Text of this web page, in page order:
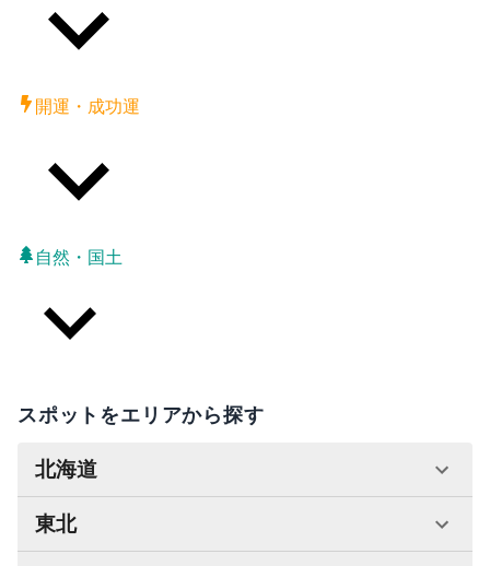
開運・成功運
自然・国土
スポットをエリアから探す
北海道
東北